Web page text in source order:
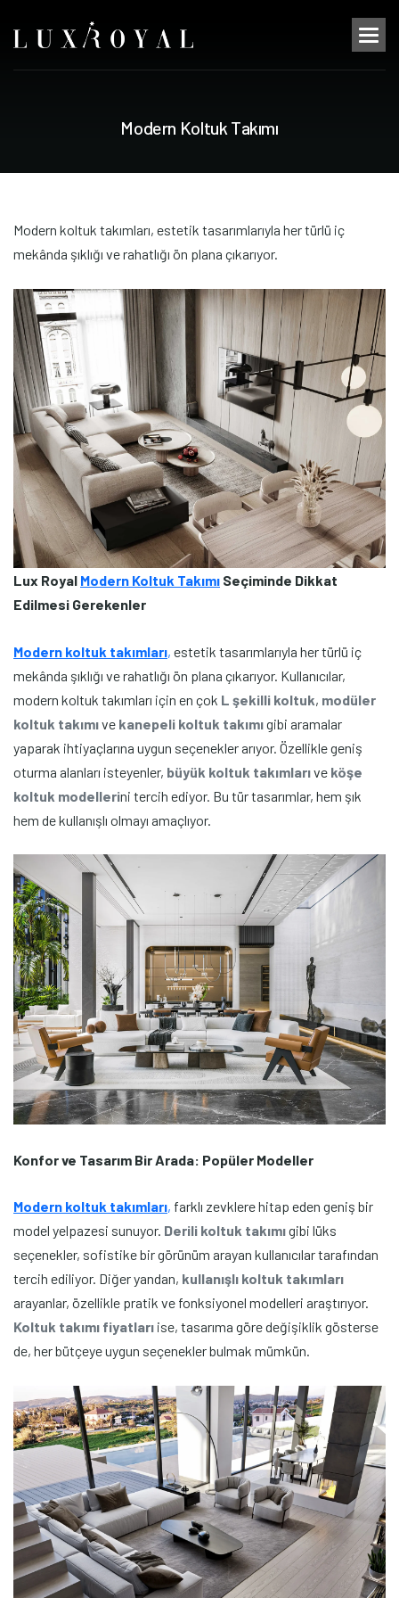
Modern Koltuk Takımı
Modern koltuk takımları, estetik tasarımlarıyla her türlü iç
mekânda şıklığı ve rahatlığı ön plana çıkarıyor.
Lux Royal Modern Koltuk Takımı Seçiminde Dikkat
Edilmesi Gerekenler
Modern koltuk takımları, estetik tasarımlarıyla her türlü iç
mekânda şıklığı ve rahatlığı ön plana çıkarıyor. Kullanıcılar,
modern koltuk takımları için en çok L şekilli koltuk, modüler
koltuk takımıve kanepeli koltuk takımıgibi aramalar
yaparak ihtiyaçlarına uygun seçenekler arıyor. Özellikle geniş
oturma alanları isteyenler, büyük koltuk takımlarıve köşe
koltuk modellerini tercih ediyor. Bu tür tasarımlar, hem şık
hem de kullanışlı olmayı amaçlıyor.
Konfor ve Tasarım Bir Arada: Popüler Modeller
Modern koltuk takımları, farklı zevklere hitap eden geniş bir
model yelpazesi sunuyor. Derili koltuk takımıgibi lüks
seçenekler, sofistike bir görünüm arayan kullanıcılar tarafından
tercih ediliyor. Diğer yandan, kullanışlı koltuk takımları
arayanlar, özellikle pratik ve fonksiyonel modelleri araştırıyor.
Koltuk takımı fiyatları ise, tasarıma göre değişiklik gösterse
de, her bütçeye uygun seçenekler bulmak mümkün.